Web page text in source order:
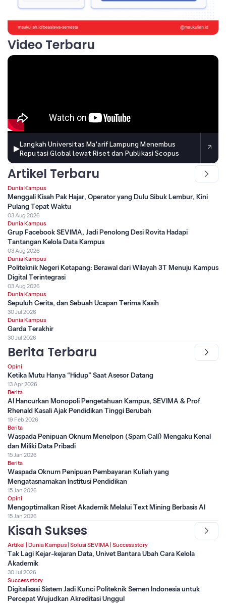
Video Terbaru
▶Langkah Universitas Ma’arif Lampung Menembus
Reputasi Global lewat Riset dan Publikasi Scopus
Artikel Terbaru
Dunia Kampus
Menggali Kisah Pak Hajar, Operator yang Dulu Sibuk Lembur, Kini
Pulang Tepat Waktu
03 Aug 2026
Dunia Kampus
Grup Facebook SEVIMA, Jadi Penolong Desi Rovita Hadapi
Tantangan Kelola Data Kampus
03 Aug 2026
Dunia Kampus
Politeknik Negeri Ketapang: Berawal dari Wilayah 3T Menuju Kampus
Digital Terintegrasi
03 Aug 2026
Dunia Kampus
Sepuluh Cerita, dan Sebuah Ucapan Terima Kasih
30 Jul 2026
Dunia Kampus
Garda Terakhir
30 Jul 2026
Berita Terbaru
Opini
Ketika Mutu Hanya “Hidup” Saat Asesor Datang
13 Apr 2026
Berita
AI Hancurkan Monopoli Pengetahuan Kampus, SEVIMA & Prof
Rhenald Kasali Ajak Pendidikan Tinggi Berubah
19 Feb 2026
Berita
Waspada Penipuan Oknum Menelpon (Spam Call) Mengaku Kenal
dan Miliki Data Pribadi
15 Jan 2026
Berita
Waspada Oknum Penipuan Pembayaran Kuliah yang
Mengatasnamakan Institusi Pendidikan
15 Jan 2026
Opini
Mengoptimalkan Riset Akademik Melalui Text Mining Berbasis AI
15 Jan 2026
Kisah Sukses
Artikel | Dunia Kampus | Solusi SEVIMA | Success story
Tak Lagi Kejar-kejaran Data, Univet Bantara Ubah Cara Kelola
Akademik
30 Jul 2026
Success story
Digitalisasi Sistem Jadi Kunci Politeknik Semen Indonesia untuk
Percepat Wujudkan Akreditasi Unggul